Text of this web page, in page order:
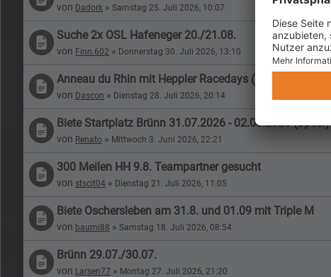
von Dadork » Samstag 25. Juli 2026, 10:07
Suche 2x OSL Hafeneger 20./21.08.
von Finn.602 » Donnerstag 30. Juli 2026, 13:10
Anneau du Rhin mit Heppler Racedays (30./31.07.26)
von Dascon » Dienstag 28. Juli 2026, 20:14
Biete Startplatz Brünn 31.07.2026 - 02.08.2026 (Speer)
von Renato » Mittwoch 3. Juni 2026, 22:21
300 Meilen HH 9.8. Teampartner gesucht
von stscit04 » Dienstag 21. Juli 2026, 11:05
Biete Oschersleben am 31.8. und 01.09 mit Triple M
von baumi88 » Samstag 18. Juli 2026, 08:54
Brünn 29.07./30.07.
von Larsen77 » Montag 27. Juli 2026, 21:20